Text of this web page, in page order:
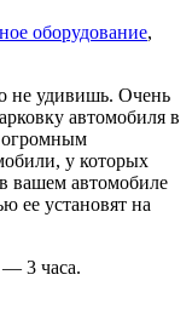
оборудование,
не удивишь. Очень
автомобиля в
огромным
у которых
вашем автомобиле
ее установят на
— 3 часа.